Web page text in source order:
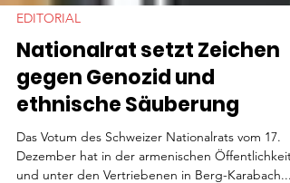
EDITORIAL
Nationalrat setzt Zeichen
gegen Genozid und
ethnische Säuberung